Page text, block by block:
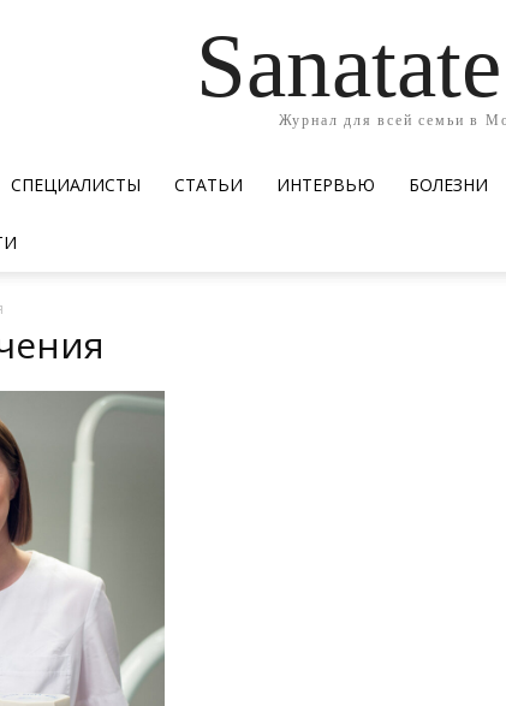
Журнал для всей семьи в
СПЕЦИАЛИСТЫ СТАТЬИ ИНТЕРВЬЮ БОЛЕЗНИ